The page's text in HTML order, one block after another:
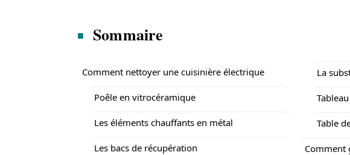
Sommaire
Comment nettoyer une cuisinière électrique
Poêle en vitrocéramique
Les éléments chauffants en métal
Les bacs de récupération
La
Table
Comment